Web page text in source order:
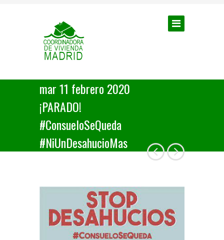
mar 11 febrero 2020
¡PARADO!
#ConsueloSeQueda
#NiUnDesahucioMas